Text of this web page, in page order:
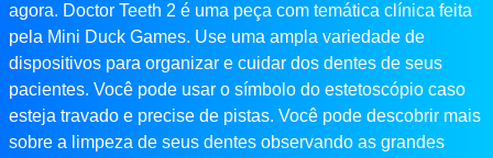
agora. Doctor Teeth 2 é uma peça com temática clínica feita
pela Mini Duck Games. Use uma ampla variedade de
dispositivos para organizar e cuidar dos dentes de seus
pacientes. Você pode usar o símbolo do estetoscópio caso
esteja travado e precise de pistas. Você pode descobrir mais
sobre a limpeza de seus dentes observando as grandes